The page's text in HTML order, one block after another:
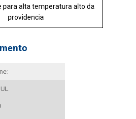
para alta temperatura alto da
providencia